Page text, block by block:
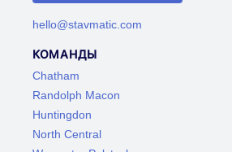
hello@stavmatic.com
КОМАНДЫ
Chatham
Randolph Macon
Huntingdon
North Central